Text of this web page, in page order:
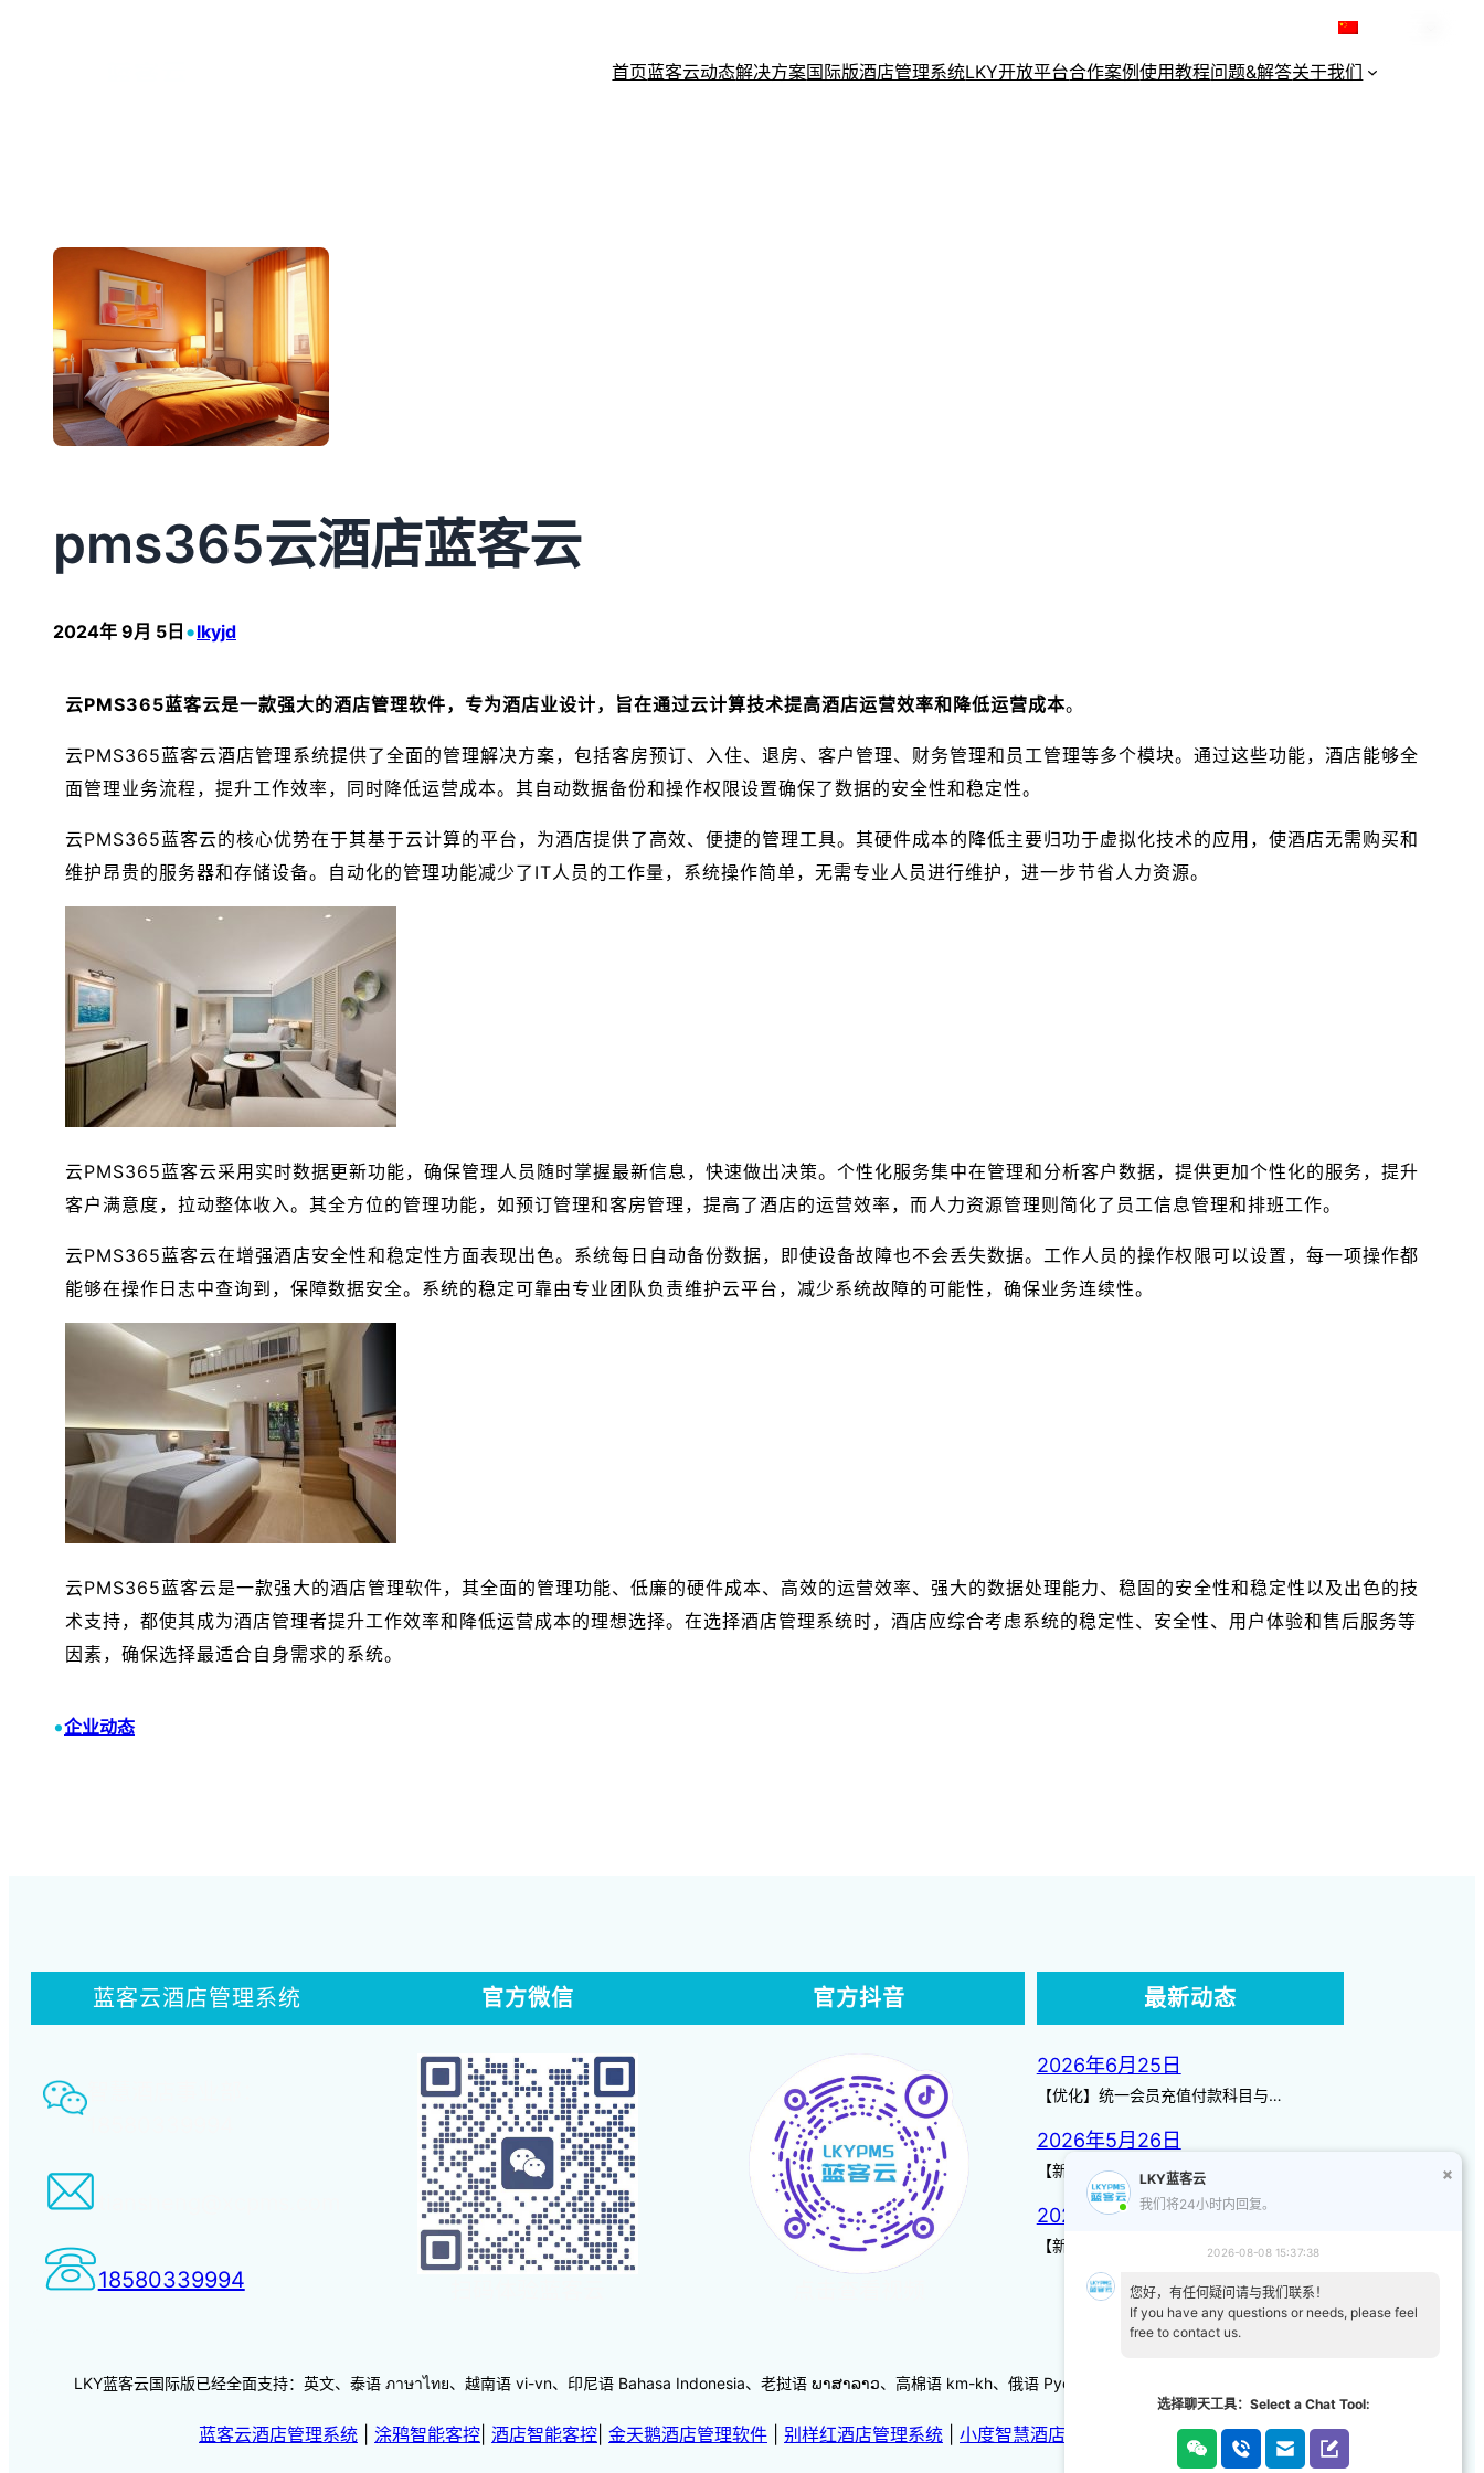
首页蓝客云动态解决方案国际版酒店管理系统LKY开放平台合作案例使用教程问题&解答关于我们
pms365云酒店蓝客云
2024年 9月 5日 •lkyjd
云PMS365蓝客云是一款强大的酒店管理软件，专为酒店业设计，旨在通过云计算技术提高酒店运营效率和降低运营成本。
云PMS365蓝客云酒店管理系统提供了全面的管理解决方案，包括客房预订、入住、退房、客户管理、财务管理和员工管理等多个模块。通过这些功能，酒店能够全
面管理业务流程，提升工作效率，同时降低运营成本。其自动数据备份和操作权限设置确保了数据的安全性和稳定性。
云PMS365蓝客云的核心优势在于其基于云计算的平台，为酒店提供了高效、便捷的管理工具。其硬件成本的降低主要归功于虚拟化技术的应用，使酒店无需购买和
维护昂贵的服务器和存储设备。自动化的管理功能减少了IT人员的工作量，系统操作简单，无需专业人员进行维护，进一步节省人力资源。
云PMS365蓝客云采用实时数据更新功能，确保管理人员随时掌握最新信息，快速做出决策。个性化服务集中在管理和分析客户数据，提供更加个性化的服务，提升
客户满意度，拉动整体收入。其全方位的管理功能，如预订管理和客房管理，提高了酒店的运营效率，而人力资源管理则简化了员工信息管理和排班工作。
云PMS365蓝客云在增强酒店安全性和稳定性方面表现出色。系统每日自动备份数据，即使设备故障也不会丢失数据。工作人员的操作权限可以设置，每一项操作都
能够在操作日志中查询到，保障数据安全。系统的稳定可靠由专业团队负责维护云平台，减少系统故障的可能性，确保业务连续性。
云PMS365蓝客云是一款强大的酒店管理软件，其全面的管理功能、低廉的硬件成本、高效的运营效率、强大的数据处理能力、稳固的安全性和稳定性以及出色的技
术支持，都使其成为酒店管理者提升工作效率和降低运营成本的理想选择。在选择酒店管理系统时，酒店应综合考虑系统的稳定性、安全性、用户体验和售后服务等
因素，确保选择最适合自身需求的系统。
•企业动态
蓝客云酒店管理系统
智慧酒店事业部：
18580339994
官方微信 官方抖音 最新动态
2026年6月25日
【优化】统一会员充值付款科目与…
2026年5月26日
【新增】自定义储值金额 背景案…
2026年3月14日
【新增】页面图标 【优化】日历…
LKY蓝客云国际版已经全面支持：英文、泰语 ภาษาไทย、越南语 vi-vn、印尼语 Bahasa Indonesia、老挝语 ພາສາລາວ、高棉语 km-kh、俄语 Русский 、韩语/朝鲜语한국어、日本語
蓝客云酒店管理系统 涂鸦智能客控 酒店智能客控 金天鹅酒店管理软件 别样红酒店管理系统 小度智慧酒店 天猫智慧酒店
LKY蓝客云
我们将24小时内回复。
2026-08-08 15:37:38
您好，有任何疑问请与我们联系！
If you have any questions or needs, please feel
free to contact us.
选择聊天工具：Select a Chat Tool: